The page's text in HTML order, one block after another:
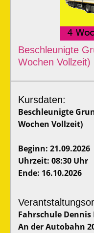
Beschleunigte
Wochen Vollzeit)
Kursdaten:
Beschleunigte
Wochen Vollzeit)
Beginn: 21.09.2026
Uhrzeit: 08:30 Uhr
Ende: 16.10.2026
Fahrschule Dennis
An der Autobahn